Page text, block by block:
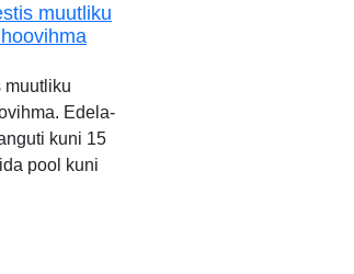
muutliku
muutliku
Edela-
kuni 15
pool kuni